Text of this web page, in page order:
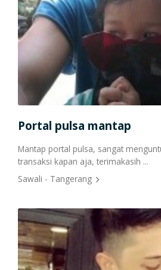
Cetak Struk Token
Transaksi Via
Portal pulsa mantap
Mantap portal pulsa, sangat
transaksi kapan aja, terimakasih ...
Sawali - Tangerang